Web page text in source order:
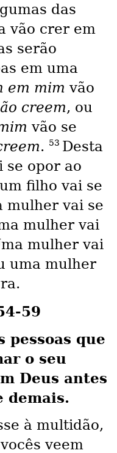
das
vão crer em
serão
em uma
em mim vão
creem, ou
vão se
. 53 Desta
se opor ao
filho vai se
mulher vai se
mulher vai
mulher vai
uma mulher
59
pessoas que
o seu
Deus antes
demais.
à multidão,
veem